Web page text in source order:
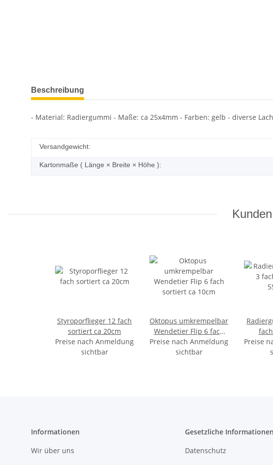
Beschreibung
- Material: Radiergummi - Maße: ca 25x4mm - Farben: gelb - diverse
Versandgewicht:
Kartonmaße ( Länge × Breite × Höhe ):
Styroporflieger 12 fach
sortiert ca 20cm
Preise nach Anmeldung
sichtbar
Oktopus umkrempelbar
Wendetier Flip 6 fach
sortiert ca 10cm
Preise nach Anmeldung
sichtbar
Preise
Informationen
Wir über uns
Gesetzliche Informationen
Datenschutz